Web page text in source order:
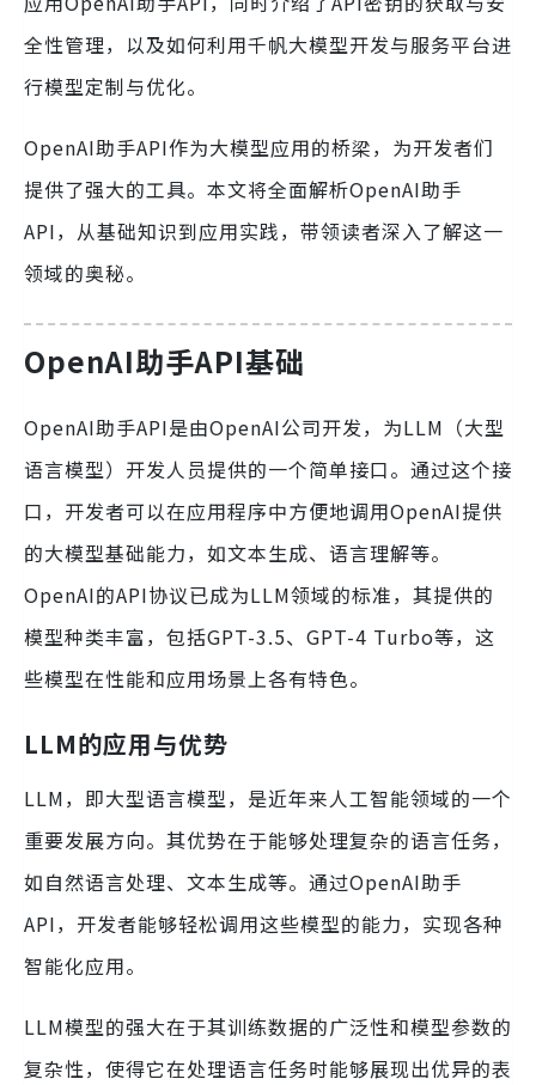
全性管理，以及如何利用千帆大模型开发与服务平台进
行模型定制与优化。
OpenAI助手API作为大模型应用的桥梁，为开发者们
提供了强大的工具。本文将全面解析OpenAI助手
API，从基础知识到应用实践，带领读者深入了解这一
领域的奥秘。
OpenAI助手API基础
OpenAI助手API是由OpenAI公司开发，为LLM（大型
语言模型）开发人员提供的一个简单接口。通过这个接
口，开发者可以在应用程序中方便地调用OpenAI提供
的大模型基础能力，如文本生成、语言理解等。
OpenAI的API协议已成为LLM领域的标准，其提供的
模型种类丰富，包括GPT-3.5、GPT-4 Turbo等，这
些模型在性能和应用场景上各有特色。
LLM的应用与优势
LLM，即大型语言模型，是近年来人工智能领域的一个
重要发展方向。其优势在于能够处理复杂的语言任务，
如自然语言处理、文本生成等。通过OpenAI助手
API，开发者能够轻松调用这些模型的能力，实现各种
智能化应用。
LLM模型的强大在于其训练数据的广泛性和模型参数的
复杂性，使得它在处理语言任务时能够展现出优异的表